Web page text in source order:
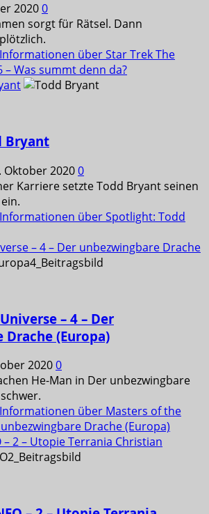
20200
sorgt für Rätsel. Dann
über Star Trek The
– Was summt denn da?
Bryant
Oktober 20200
Karriere setzte Todd Bryant seinen
über Spotlight: Todd
– 4 – Der unbezwingbare Drache
– 4 – Der
(Europa)
20200
He-Man in Der unbezwingbare
über Masters of the
Drache (Europa)
– 2 – Utopie Terrania Christian